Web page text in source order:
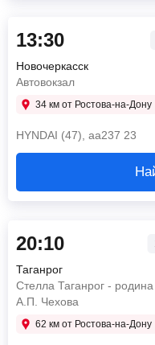
13:30
Новочеркасск
Автовокзал
34 км от Ростова-на-Дону
HYNDAI (47), аа237 23
20:10
Таганрог
Стелла Таганрог - родина
А.П. Чехова
62 км от Ростова-на-Дону